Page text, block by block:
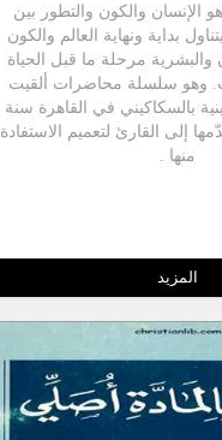
الإنسان والكون والتطور بين
بداية ونهاية العالم والكون
والبشرية مرحلة ما قبل الحياة
وهو سلسلة محاضرات ألقيت
بالسكاكيني في القاهرة سنة
نقدّمها إلى القارئ لتعميم الاستفادة
منها .
المزيد